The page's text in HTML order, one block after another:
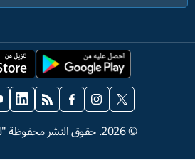
©
2026. حقوق النشر محفوظة